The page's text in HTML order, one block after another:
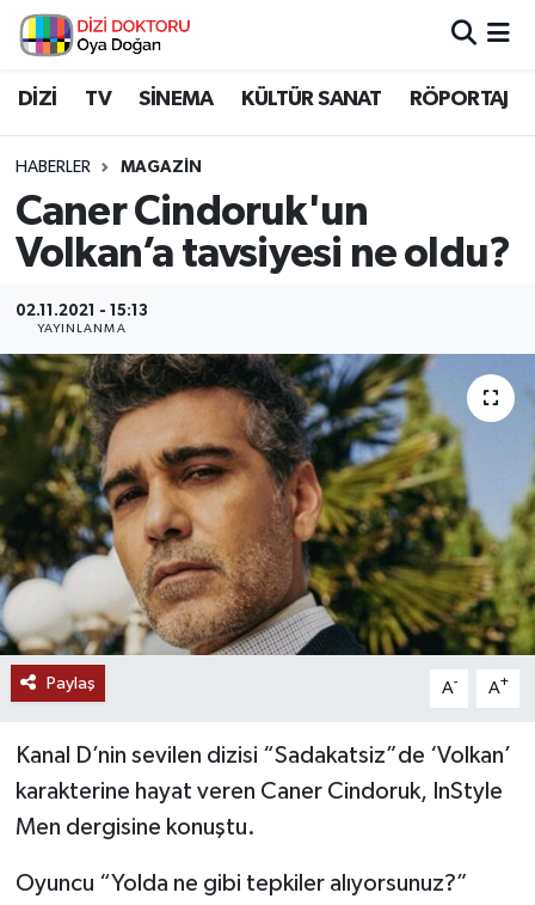
DİZİ TV SİNEMA KÜLTÜR SANAT RÖPORTAJ
HABERLER MAGAZİN
Caner Cindoruk'un
Volkan’a tavsiyesi ne oldu?
02.11.2021 - 15:13
YAYINLANMA
Paylaş A- A+
Kanal D’nin sevilen dizisi “Sadakatsiz”de ‘Volkan’
karakterine hayat veren Caner Cindoruk, InStyle
Men dergisine konuştu.
Oyuncu “Yolda ne gibi tepkiler alıyorsunuz?”
İstanbul Nöbetçi Eczaneler
İstanbul Namaz Vakitleri
İstanbul Trafik Yoğunluk Haritası
Süper Lig Puan Durumu ve Fikstür
Tüm Manşetler
Son Dakika Haberleri
Haber Arşivi